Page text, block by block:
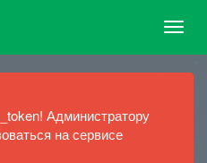
Администратору
на сервисе